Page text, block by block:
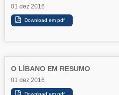
01 dez 2016
O LÍBANO EM RESUMO
01 dez 2016